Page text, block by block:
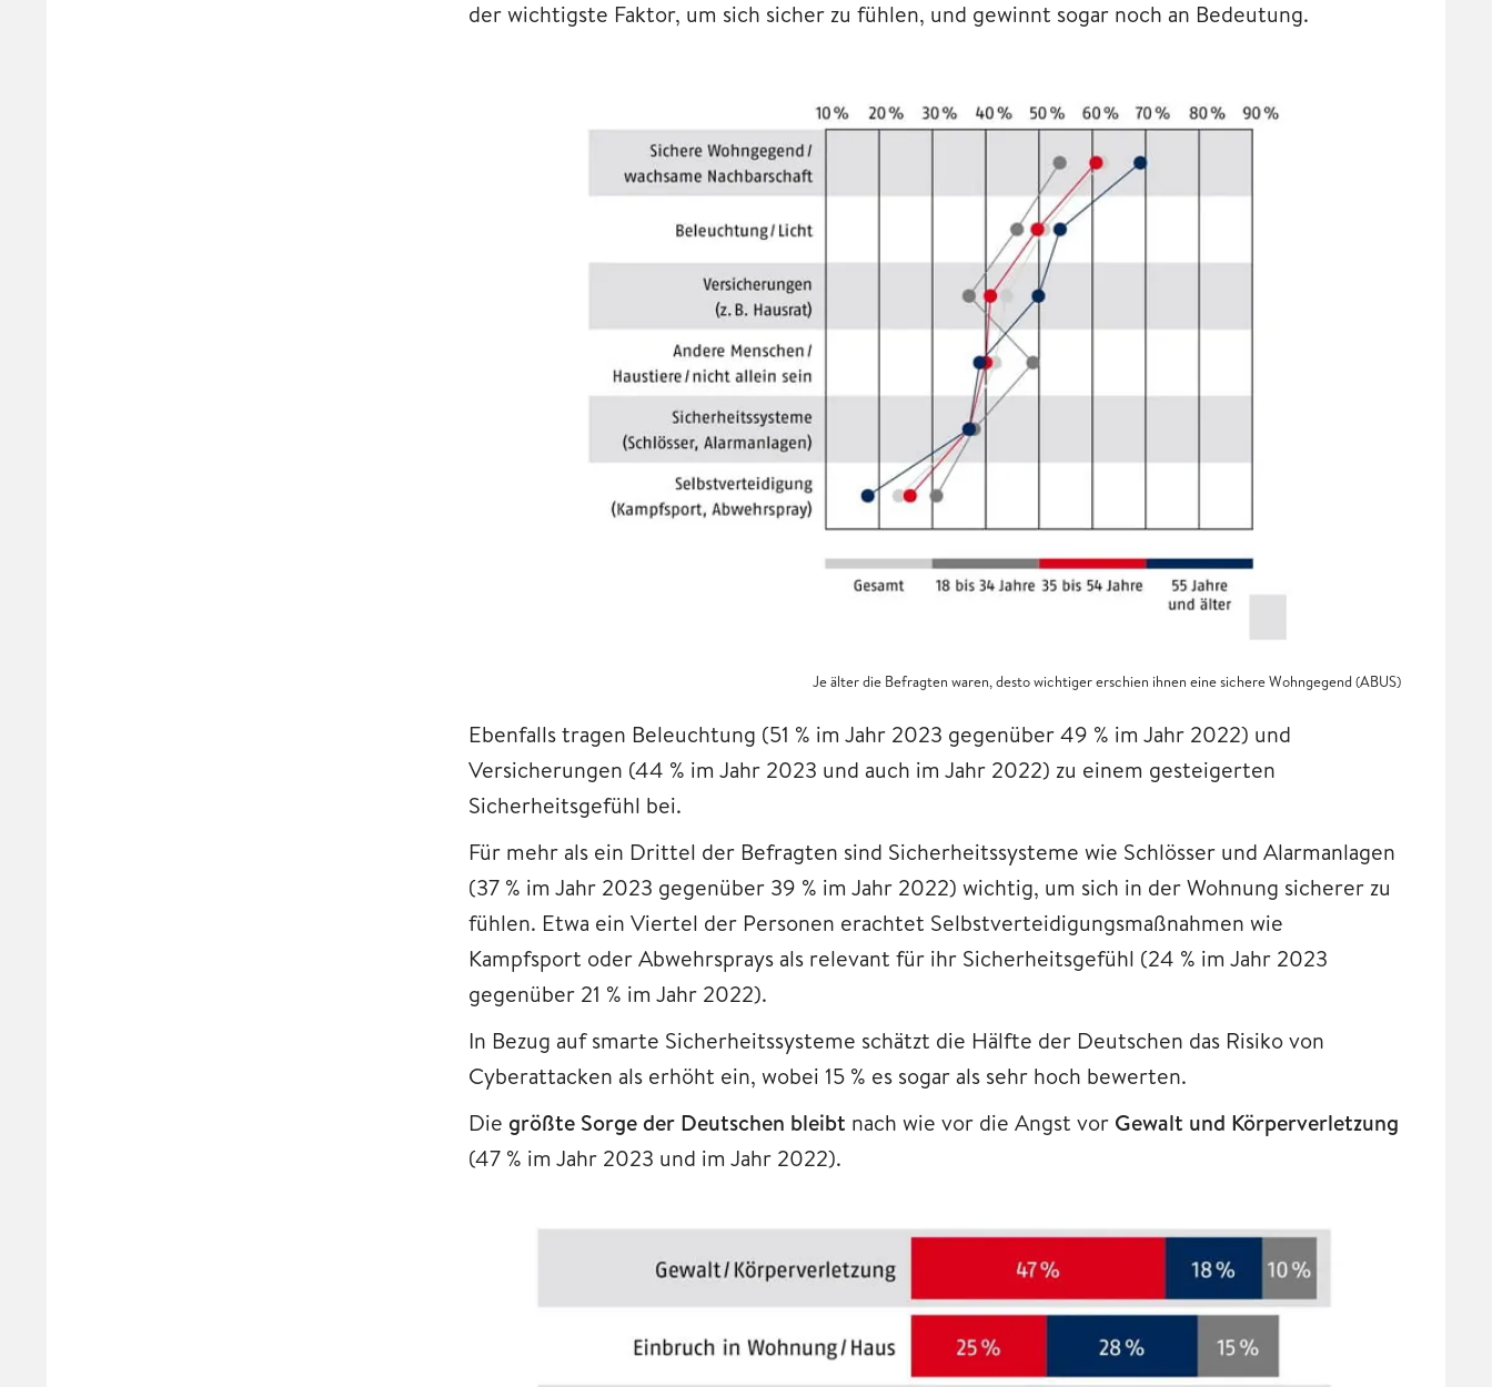
der wichtigste Faktor, um sich sicher zu fühlen, und gewinnt sogar noch an Bedeutung.
Je älter die Befragten waren, desto wichtiger erschien ihnen eine sichere Wohngegend (ABUS)
Ebenfalls tragen Beleuchtung (51 % im Jahr 2023 gegenüber 49 % im Jahr 2022) und
Versicherungen (44 % im Jahr 2023 und auch im Jahr 2022) zu einem gesteigerten
Sicherheitsgefühl bei.
Für mehr als ein Drittel der Befragten sind Sicherheitssysteme wie Schlösser und Alarmanlagen
(37 % im Jahr 2023 gegenüber 39 % im Jahr 2022) wichtig, um sich in der Wohnung sicherer zu
fühlen. Etwa ein Viertel der Personen erachtet Selbstverteidigungsmaßnahmen wie
Kampfsport oder Abwehrsprays als relevant für ihr Sicherheitsgefühl (24 % im Jahr 2023
gegenüber 21 % im Jahr 2022).
In Bezug auf smarte Sicherheitssysteme schätzt die Hälfte der Deutschen das Risiko von
Cyberattacken als erhöht ein, wobei 15 % es sogar als sehr hoch bewerten.
Die größte Sorge der Deutschen bleibt nach wie vor die Angst vor Gewalt und Körperverletzung
(47 % im Jahr 2023 und im Jahr 2022).